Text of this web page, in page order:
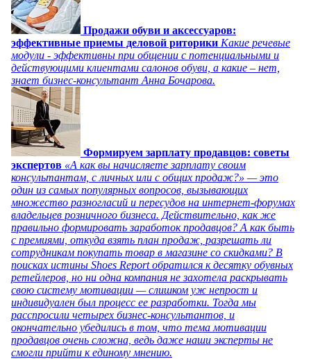
Продажи обуви и аксессуаров:
эффективные приемы деловой риторики Какие речевые
модули - эффективны при общении с потенциальными и
действующими клиентами салонов обуви, а какие – нет,
знает бизнес-консультант Анна Бочарова.
Формируем зарплату продавцов: советы
экспертов «А как вы начисляете зарплату своим
консультантам, с личных или с общих продаж?» — это
один из самых популярных вопросов, вызывающих
множество разногласий и пересудов на интернет-форумах
владельцев розничного бизнеса. Действительно, как же
правильно формировать заработок продавцов? А как быть
с премиями, откуда взять план продаж, разрешать ли
сотрудникам покупать товар в магазине со скидками? В
поисках истины Shoes Report обратился к десятку обувных
ретейлеров, но ни одна компания не захотела раскрывать
свою систему мотивации — слишком уж непрост и
индивидуален был процесс ее разработки. Тогда мы
расспросили четырех бизнес-консультантов, и
окончательно убедились в том, что тема мотивации
продавцов очень сложна, ведь даже наши эксперты не
смогли прийти к единому мнению.